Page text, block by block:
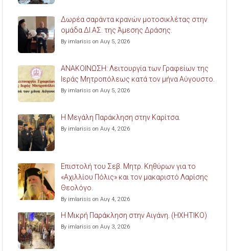
Δωρέα σαράντα κρανών μοτοσικλέτας στην
ομάδα ΔΙ.ΑΣ. της Άμεσης Δράσης.
By imlarisis on Αυγ 5, 2026
ΑΝΑΚΟΙΝΩΣΗ: Λειτουργία των Γραφείων της
Ιεράς Μητροπόλεως κατά τον μήνα Αύγουστο.
By imlarisis on Αυγ 5, 2026
Η Μεγάλη Παράκληση στην Καρίτσα.
By imlarisis on Αυγ 4, 2026
Επιστολή του Σεβ. Μητρ. Κηθύρων για το
«Αχιλλίου Πόλις» και τον μακαριστό Λαρίσης
Θεολόγο.
By imlarisis on Αυγ 4, 2026
Η Μικρή Παράκληση στην Αιγάνη. (ΗΧΗΤΙΚΟ)
By imlarisis on Αυγ 3, 2026